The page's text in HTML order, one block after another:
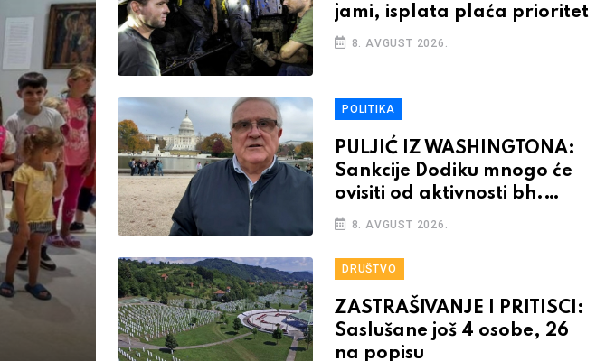
jami, isplata plaća prioritet
8. AVGUST 2026.
POLITIKA
PULJIĆ IZ WASHINGTONA:
Sankcije Dodiku mnogo će
ovisiti od aktivnosti bh.
diplomacije
8. AVGUST 2026.
DRUŠTVO
ZASTRAŠIVANJE I PRITISCI:
Saslušane još 4 osobe, 26
na popisu